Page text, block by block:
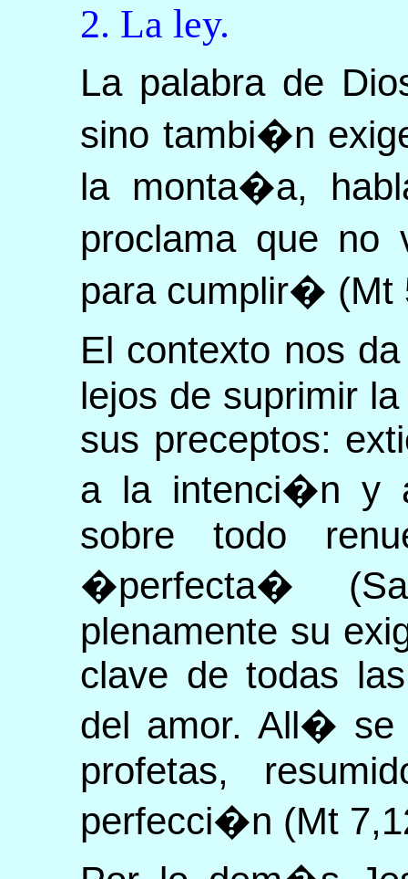
2. La ley.
La palabra de
sino tambi�n
la monta�a,
proclama que
para cumplir� (Mt
El contexto nos
lejos de suprimir
sus preceptos:
a la intenci�n y
sobre todo
�perfecta�
plenamente su
clave de todas
del amor. All� se
profetas,
perfecci�n (Mt